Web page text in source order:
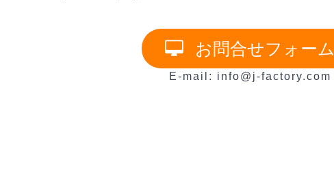
チャプタ設定
DVD・CDスリムケース(5mm)お問合せフォーム
E-mail: info@j-factory.com